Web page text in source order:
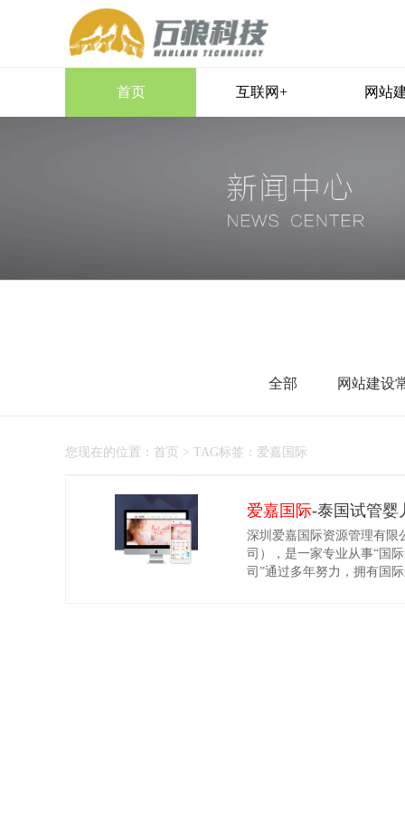
首页 互联网+ 网站
HOT
商城网站建设 高端网站建设
全部 网站建设
您现在的位置： 首页 > TAG标签：爱嘉国际
爱嘉国际-泰国试管婴
深圳爱嘉国际资源管理有限
司），是一家专业从事“国
司”通过多年努力，拥有国